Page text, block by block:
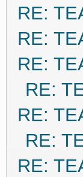
RE:
RE:
RE:
RE:
RE:
RE:
RE: